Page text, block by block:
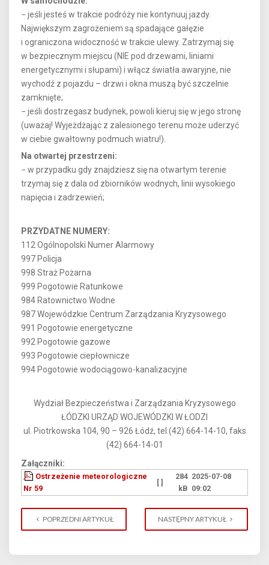
− jeśli jesteś w trakcie podróży nie kontynuuj jazdy.
Największym zagrożeniem są spadające gałęzie
i ograniczona widoczność w trakcie ulewy. Zatrzymaj się
w bezpiecznym miejscu (NIE pod drzewami, liniami
energetycznymi i słupami) i włącz światła awaryjne, nie
wychodź z pojazdu – drzwi i okna muszą być szczelnie
zamknięte;
− jeśli dostrzegasz budynek, powoli kieruj się w jego stronę
(uważaj! Wyjeżdżając z zalesionego terenu może uderzyć
w ciebie gwałtowny podmuch wiatru!).
Na otwartej przestrzeni:
− w przypadku gdy znajdziesz się na otwartym terenie
trzymaj się z dala od zbiorników wodnych, linii wysokiego
napięcia i zadrzewień;
PRZYDATNE NUMERY:
112 Ogólnopolski Numer Alarmowy
997 Policja
998 Straż Pożarna
999 Pogotowie Ratunkowe
984 Ratownictwo Wodne
987 Wojewódzkie Centrum Zarządzania Kryzysowego
991 Pogotowie energetyczne
992 Pogotowie gazowe
993 Pogotowie ciepłownicze
994 Pogotowie wodociągowo-kanalizacyjne
Wydział Bezpieczeństwa i Zarządzania Kryzysowego
ŁÓDZKI URZĄD WOJEWÓDZKI W ŁODZI
ul. Piotrkowska 104, 90 – 926 Łódź, tel.(42) 664-14-10, faks
(42) 664-14-01
Załączniki:
Ostrzeżenie meteorologiczne
Nr 59
[ ]
284
kB
2025-07-08
09:02
POPRZEDNI ARTYKUŁ NASTĘPNY ARTYKUŁ